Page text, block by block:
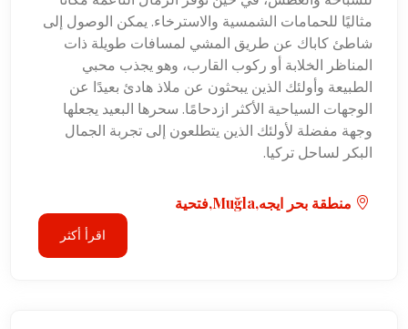
مثاليًا للحمامات الشمسية والاسترخاء. يمكن الوصول إلى
شاطئ كاباك عن طريق المشي لمسافات طويلة ذات
المناظر الخلابة أو ركوب القارب، وهو يجذب محبي
الطبيعة وأولئك الذين يبحثون عن ملاذ هادئ بعيدًا عن
الوجهات السياحية الأكثر ازدحامًا. سحرها البعيد يجعلها
وجهة مفضلة لأولئك الذين يتطلعون إلى تجربة الجمال
البكر لساحل تركيا.
منطقة بحر ايجه,Muğla,فتحية
اقرأ أكثر